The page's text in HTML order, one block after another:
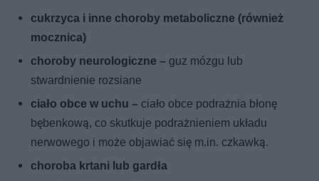
cukrzyca i inne choroby metaboliczne (również
mocznica)
choroby neurologiczne – guz mózgu lub
stwardnienie rozsiane
ciało obce w uchu – ciało obce podrażnia błonę
bębenkową, co skutkuje podrażnieniem układu
nerwowego i może objawiać się m.in. czkawką.
choroba krtani lub gardła